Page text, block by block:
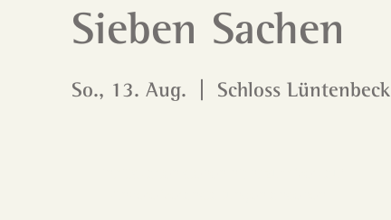
Sieben Sachen
So., 13. Aug. Schloss Lüntenbeck